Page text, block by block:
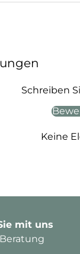
Schreiben
Keine
mit uns